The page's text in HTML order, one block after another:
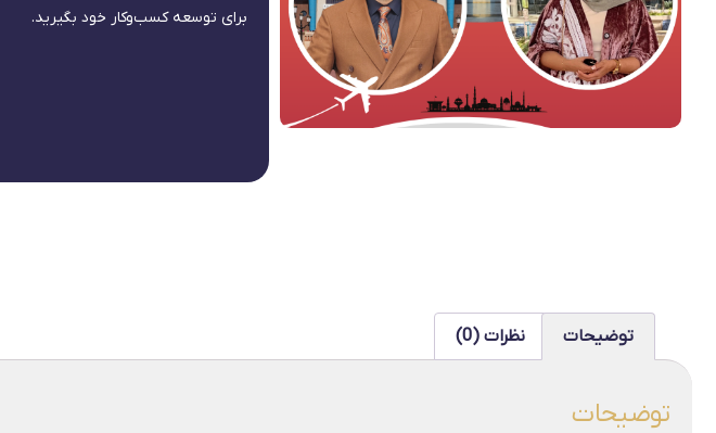
برای توسعه کسب‌وکار خود بگیرید.
توضیحات نظرات (0)
توضیحات